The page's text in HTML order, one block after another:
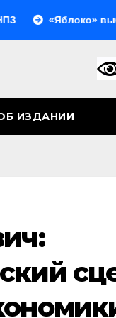
«Яблоко» выбрало
ИЗДАНИИ